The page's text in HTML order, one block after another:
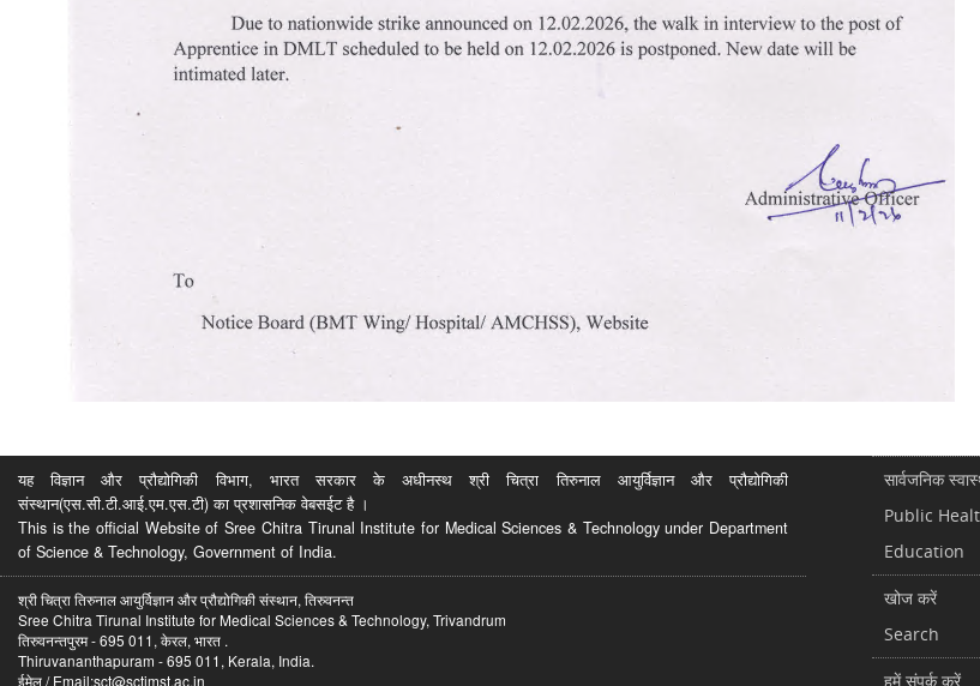
यह विज्ञान और प्रौद्योगिकी विभाग, भारत सरकार के अधीनस्थ श्री चित्रा तिरुनाल आयुर्विज्ञान और प्रौद्योगिकी
संस्थान(एस.सी.टी.आई.एम.एस.टी) का प्रशासनिक वेबसईट है ।
This is the official Website of Sree Chitra Tirunal Institute for Medical Sciences & Technology under Department
of Science & Technology, Government of India.
श्री चित्रा तिरुनाल आयुर्विज्ञान और प्रौद्योगिकी संस्थान, तिरुवनन्त
Sree Chitra Tirunal Institute for Medical Sciences & Technology, Trivandrum
तिरुवनन्तपुरम - 695 011, केरल, भारत .
Thiruvananthapuram - 695 011, Kerala, India.
ईमेल / Email:sct@sctimst.ac.in
सार्वजनिक
Public
Education
खोज करें
Search
हमें संपर्क करें